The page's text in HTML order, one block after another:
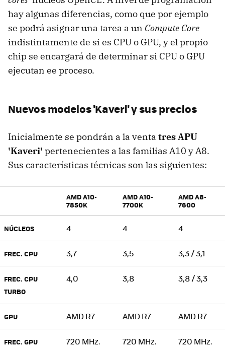
hay algunas diferencias, como que por ejemplo
se podrá asignar una tarea a un Compute Core
indistintamente de si es CPU o GPU, y el propio
chip se encargará de determinar si CPU o GPU
ejecutan ee proceso.
Nuevos modelos 'Kaveri' y sus precios
Inicialmente se pondrán a la venta tres APU
'Kaveri' pertenecientes a las familias A10 y A8.
Sus características técnicas son las siguientes:
AMD A10-
7850K
AMD A10-
7700K
AMD A8-
7600
NÚCLEOS 4 4 4
FREC. CPU 3,7 3,5 3,3 / 3,1
FREC. CPU
TURBO
4,0 3,8 3,8 / 3,3
GPU AMD R7 AMD R7 AMD R7
FREC. GPU 720 MHz. 720 MHz. 720 MHz.